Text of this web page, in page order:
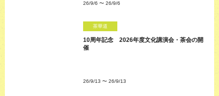
26/9/6 〜 26/9/6
茶華道
10周年記念 2026年度文化講演会・茶会の開
催
26/9/13 〜 26/9/13